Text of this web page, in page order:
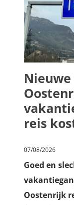
reis
07/08/2026
Goed en
Oostenrijk